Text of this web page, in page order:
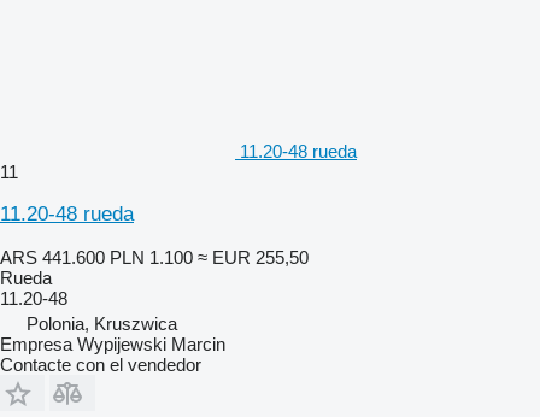
11.20-48 rueda
11
11.20-48 rueda
ARS 441.600 PLN 1.100 ≈ EUR 255,50
Rueda
11.20-48
Polonia, Kruszwica
Empresa Wypijewski Marcin
Contacte con el vendedor